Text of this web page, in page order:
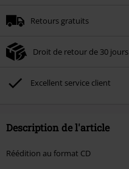
Retours gratuits
Droit de retour de 30 jours
Excellent service client
Description de l'article
Réédition au format CD